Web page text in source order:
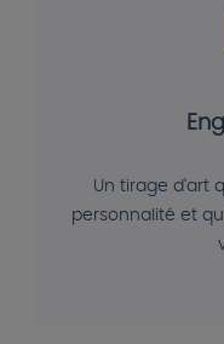
Un tirage d'art
personnalité et